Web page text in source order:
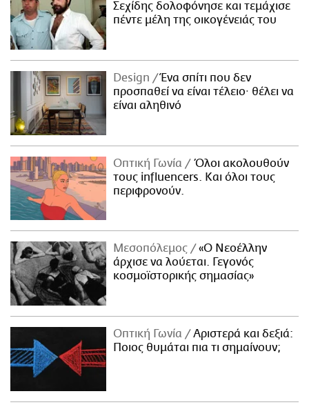
Σεχίδης δολοφόνησε και τεμάχισε
πέντε μέλη της οικογένειάς του
Design
Ένα σπίτι που δεν
προσπαθεί να είναι τέλειο· θέλει να
είναι αληθινό
Οπτική Γωνία
Όλοι ακολουθούν
τους influencers. Και όλοι τους
περιφρονούν.
Μεσοπόλεμος
«Ο Νεοέλλην
άρχισε να λούεται. Γεγονός
κοσμοϊστορικής σημασίας»
Οπτική Γωνία
Αριστερά και δεξιά:
Ποιος θυμάται πια τι σημαίνουν;